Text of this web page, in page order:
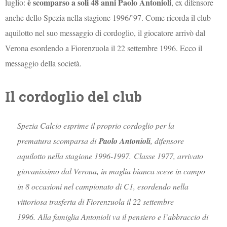
anche dello Spezia nella stagione 1996/’97. Come ricorda il club
aquilotto nel suo messaggio di cordoglio, il giocatore arrivò dal
Verona esordendo a Fiorenzuola il 22 settembre 1996. Ecco il
messaggio della società.
Il cordoglio del club
Spezia Calcio esprime il proprio cordoglio per la
prematura scomparsa diPaolo Antonioli, difensore
aquilotto nella stagione 1996-1997. Classe 1977, arrivato
giovanissimo dal Verona, in maglia bianca scese in campo
in 8 occasioni nel campionato di C1, esordendo nella
vittoriosa trasferta di Fiorenzuola il 22 settembre
1996. Alla famiglia Antonioli va il pensiero e l’abbraccio di